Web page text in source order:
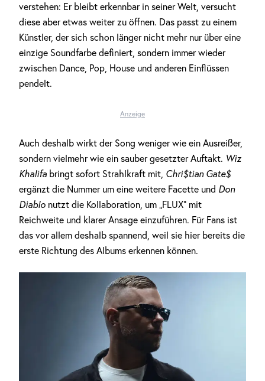
verstehen: Er bleibt erkennbar in seiner Welt, versucht
diese aber etwas weiter zu öffnen. Das passt zu einem
Künstler, der sich schon länger nicht mehr nur über eine
einzige Soundfarbe definiert, sondern immer wieder
zwischen Dance, Pop, House und anderen Einflüssen
pendelt.
Anzeige
Auch deshalb wirkt der Song weniger wie ein Ausreißer,
sondern vielmehr wie ein sauber gesetzter Auftakt. Wiz
Khalifa bringt sofort Strahlkraft mit, Chri$tian Gate$
ergänzt die Nummer um eine weitere Facette und Don
Diablo nutzt die Kollaboration, um „FLUX“ mit
Reichweite und klarer Ansage einzuführen. Für Fans ist
das vor allem deshalb spannend, weil sie hier bereits die
erste Richtung des Albums erkennen können.